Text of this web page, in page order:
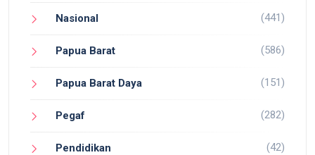
Nasional (441)
Papua Barat (586)
Papua Barat Daya (151)
Pegaf (282)
Pendidikan (42)